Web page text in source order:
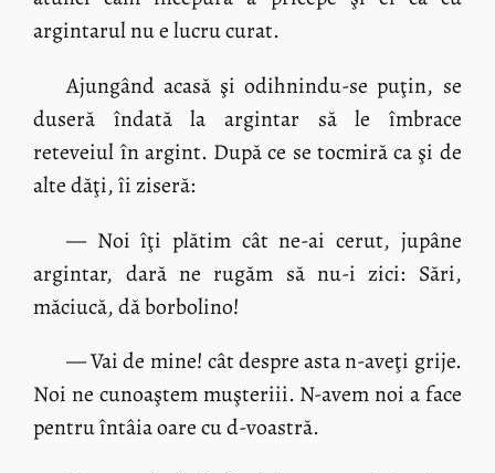
argintarul nu e lucru curat.
Ajungând acasă şi odihnindu-se puţin, se
duseră îndată la argintar să le îmbrace
reteveiul în argint. După ce se tocmiră ca şi de
alte dăţi, îi ziseră:
— Noi îţi plătim cât ne-ai cerut, jupâne
argintar, dară ne rugăm să nu-i zici: Sări,
măciucă, dă borbolino!
— Vai de mine! cât despre asta n-aveţi grije.
Noi ne cunoaştem muşteriii. N-avem noi a face
pentru întâia oare cu d-voastră.